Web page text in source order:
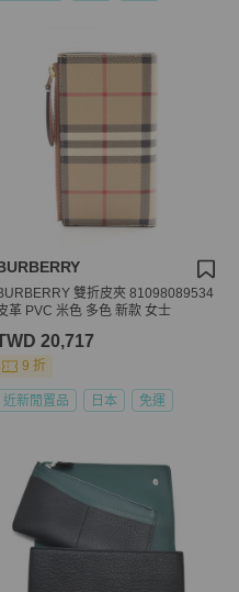
雙折皮夾 81098089534
革 PVC 米色 多色 新款 女士
20,717
9 折
近新閒置品 日本 免運